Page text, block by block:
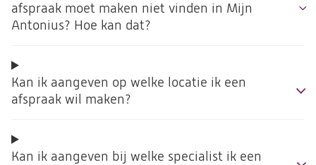
afspraak moet maken niet vinden in Mijn
Antonius? Hoe kan dat?
Kan ik aangeven op welke locatie ik een
afspraak wil maken?
Kan ik aangeven bij welke specialist ik een